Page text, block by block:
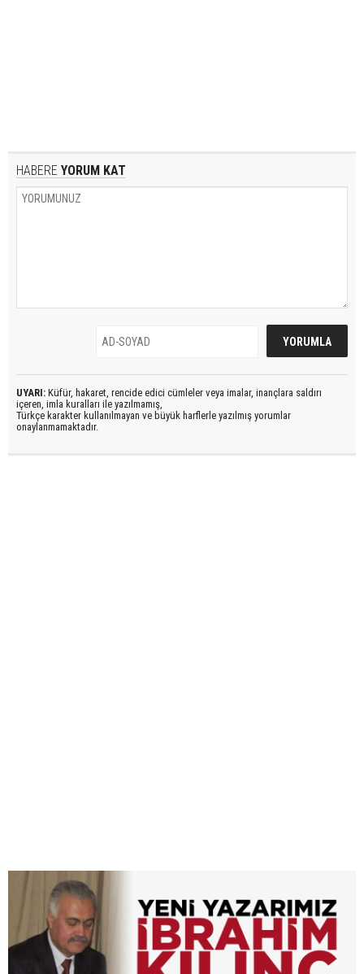
HABERE YORUM KAT
UYARI: Küfür, hakaret, rencide edici cümleler veya imalar, inançlara saldırı
içeren, imla kuralları ile yazılmamış,
Türkçe karakter kullanılmayan ve büyük harflerle yazılmış yorumlar
onaylanmamaktadır.